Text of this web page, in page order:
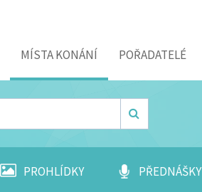
MÍSTA KONÁNÍ POŘADATELÉ
PROHLÍDKY PŘEDNÁŠKY